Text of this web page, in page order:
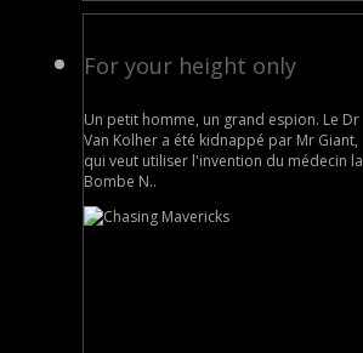
For your height only
Un petit homme, un grand espion. Le Dr
Van Kolher a été kidnappé par Mr Giant,
qui veut utiliser l'invention du médecin la
Bombe N..